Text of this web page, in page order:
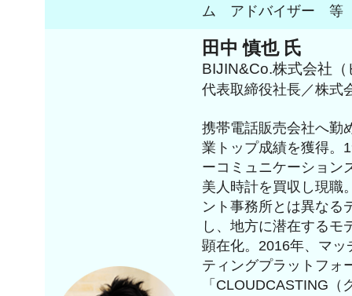
ム アドバイザー 等
田中 慎也 氏
BIJIN&Co.株式会社
代表取締役社長／株
携帯電話販売会社へ勤
業トップ成績を獲得。
ーコミュニケーション
美人時計を買収し現職
ント事務所とは異なる
し、地方に潜在するモ
顕在化。2016年、マ
ティングプラットフォ
「CLOUDCASTING